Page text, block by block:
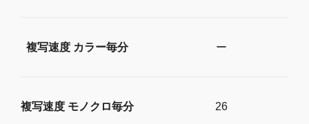
複写速度 カラー毎分 ー
複写速度 モノクロ毎分 26